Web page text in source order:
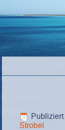
Publiziert
Strobel